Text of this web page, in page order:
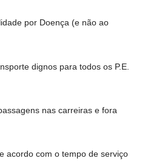
por Doença (e não ao
dignos para todos os P.E.
nas carreiras e fora
acordo com o tempo de serviço